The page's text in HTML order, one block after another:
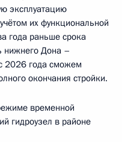
эксплуатацию
их функциональной
года раньше срока
нижнего Дона –
2026 года сможем
окончания стройки.
временной
гидроузел в районе